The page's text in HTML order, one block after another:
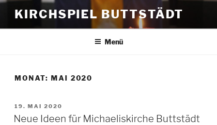
Zum
Inhalt
springen
KIRCHSPIEL BUTTSTÄDT
Menü
MONAT: MAI 2020
VERÖFFENTLICHT
AM
19. MAI 2020
Neue Ideen für Michaeliskirche Buttstädt